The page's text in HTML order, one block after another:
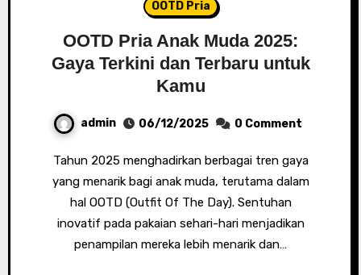
OOTD Pria
OOTD Pria Anak Muda 2025:
Gaya Terkini dan Terbaru untuk
Kamu
admin 06/12/2025 0 Comment
Tahun 2025 menghadirkan berbagai tren gaya
yang menarik bagi anak muda, terutama dalam
hal OOTD (Outfit Of The Day). Sentuhan
inovatif pada pakaian sehari-hari menjadikan
penampilan mereka lebih menarik dan…